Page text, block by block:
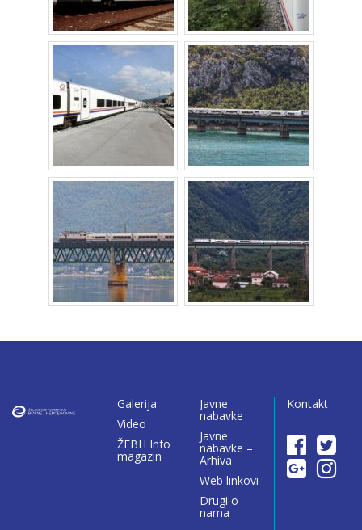
Galerija
Video
ŽFBH Info
magazin
Javne
nabavke
Javne
nabavke –
Arhiva
Web linkovi
Drugi o
nama
Kontakt